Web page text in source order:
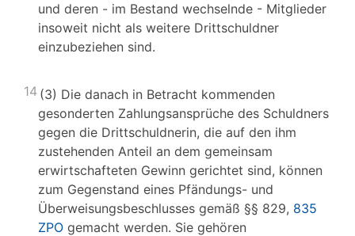
und deren - im Bestand wechselnde - Mitglieder
insoweit nicht als weitere Drittschuldner
einzubeziehen sind.
14 (3) Die danach in Betracht kommenden
gesonderten Zahlungsansprüche des Schuldners
gegen die Drittschuldnerin, die auf den ihm
zustehenden Anteil an dem gemeinsam
erwirtschafteten Gewinn gerichtet sind, können
zum Gegenstand eines Pfändungs- und
Überweisungsbeschlusses gemäß §§ 829, 835
ZPO gemacht werden. Sie gehören